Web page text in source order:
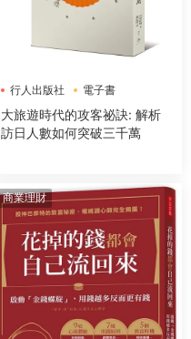
行人出版社 電子書
大旅遊時代的攻客祕訣: 解析
訪日人數如何突破三千萬
商業理財